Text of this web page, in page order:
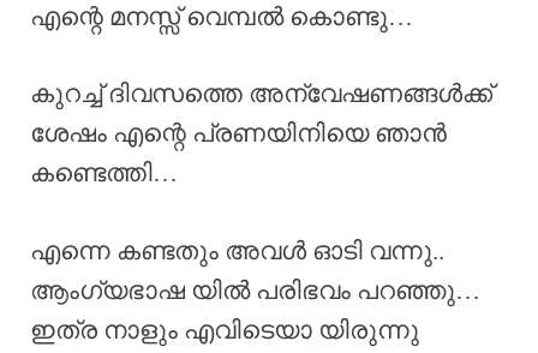
എന്റെ മനസ്സ് വെമ്പൽ കൊണ്ടു…
കുറച്ച് ദിവസത്തെ അന്വേഷണങ്ങൾക്ക്
ശേഷം എന്റെ പ്രണയിനിയെ ഞാൻ
കണ്ടെത്തി…
എന്നെ കണ്ടതും അവൾ ഓടി വന്നു..
ആംഗ്യഭാഷ യിൽ പരിഭവം പറഞ്ഞു…
ഇത്ര നാളും എവിടെയാ യിരുന്നു